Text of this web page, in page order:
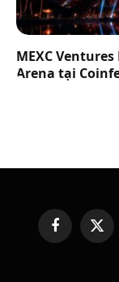
MEXC
Arena tại
FacebookX